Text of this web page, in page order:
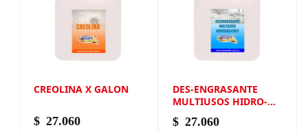
CREOLINA X GALON
$ 27.060
DES-ENGRASANTE
MULTIUSOS HIDRO-
SOLVENTE X GALÓN
$ 27.060